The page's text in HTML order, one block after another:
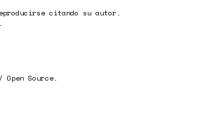
citando su autor.
Source.